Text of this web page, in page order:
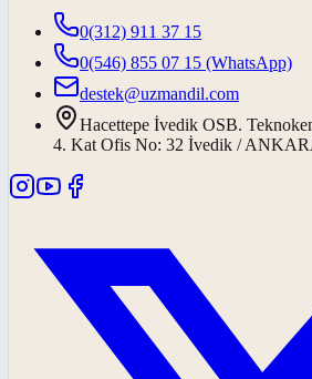
0(312) 911 37 15
0(546) 855 07 15 (WhatsApp)
destek@uzmandil.com
Hacettepe İvedik OSB.
4. Kat Ofis No: 32 İvedik /